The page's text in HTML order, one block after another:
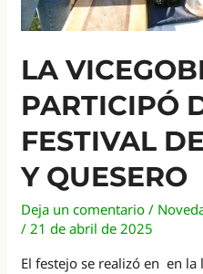
LA
PARTICIPÓ
FESTIVAL
Y QUESERO
Deja un comentario /
/ 21 de abril de 2025
El festejo se realizó en en